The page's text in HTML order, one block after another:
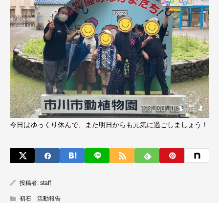
今日はゆっくり休んで、また明日からも元気に過ごしましょう！
投稿者: staff
初石 活動報告